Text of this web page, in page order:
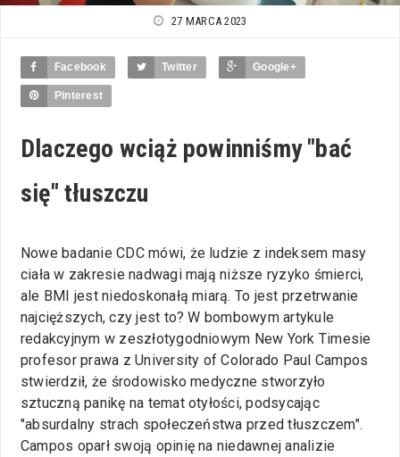
27 MARCA 2023
Facebook Twitter Google+
Pinterest
Dlaczego wciąż powinniśmy "bać
się" tłuszczu
Nowe badanie CDC mówi, że ludzie z indeksem masy
ciała w zakresie nadwagi mają niższe ryzyko śmierci,
ale BMI jest niedoskonałą miarą. To jest przetrwanie
najcięższych, czy jest to? W bombowym artykule
redakcyjnym w zeszłotygodniowym New York Timesie
profesor prawa z University of Colorado Paul Campos
stwierdził, że środowisko medyczne stworzyło
sztuczną panikę na temat otyłości, podsycając
"absurdalny strach społeczeństwa przed tłuszczem".
Campos oparł swoją opinię na niedawnej analizie